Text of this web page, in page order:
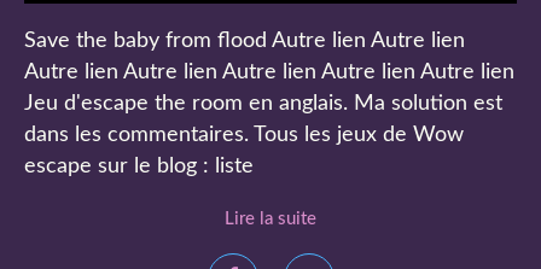
Save the baby from flood Autre lien Autre lien
Autre lien Autre lien Autre lien Autre lien Autre lien
Jeu d'escape the room en anglais. Ma solution est
dans les commentaires. Tous les jeux de Wow
escape sur le blog : liste
Lire la suite